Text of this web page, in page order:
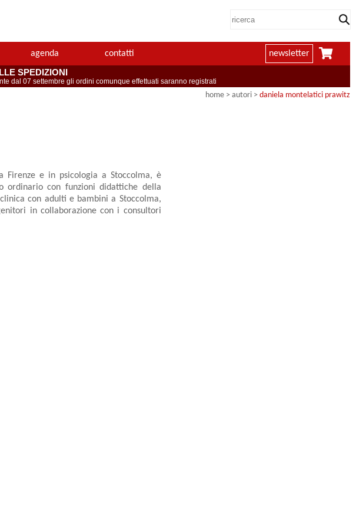
agenda contatti newsletter
SPEDIZIONI
dal 07 settembre gli ordini comunque effettuati saranno registrati
home > autori > daniela montelatici prawitz
Firenze e in psicologia a Stoccolma, è
ordinario con funzioni didattiche della
con adulti e bambini a Stoccolma,
in collaborazione con i consultori